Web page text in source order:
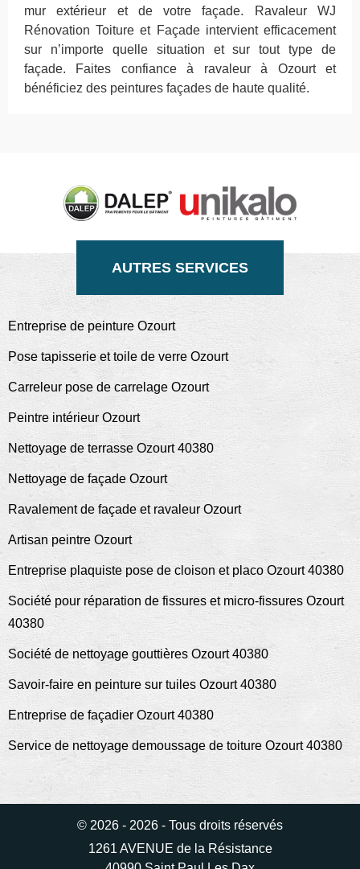
mur extérieur et de votre façade. Ravaleur WJ
Rénovation Toiture et Façade intervient efficacement
sur n’importe quelle situation et sur tout type de
façade. Faites confiance à ravaleur à Ozourt et
bénéficiez des peintures façades de haute qualité.
AUTRES SERVICES
Entreprise de peinture Ozourt
Pose tapisserie et toile de verre Ozourt
Carreleur pose de carrelage Ozourt
Peintre intérieur Ozourt
Nettoyage de terrasse Ozourt 40380
Nettoyage de façade Ozourt
Ravalement de façade et ravaleur Ozourt
Artisan peintre Ozourt
Entreprise plaquiste pose de cloison et placo Ozourt 40380
Société pour réparation de fissures et micro-fissures Ozourt
40380
Société de nettoyage gouttières Ozourt 40380
Savoir-faire en peinture sur tuiles Ozourt 40380
Entreprise de façadier Ozourt 40380
Service de nettoyage demoussage de toiture Ozourt 40380
© 2026 - 2026 - Tous droits réservés
1261 AVENUE de la Résistance